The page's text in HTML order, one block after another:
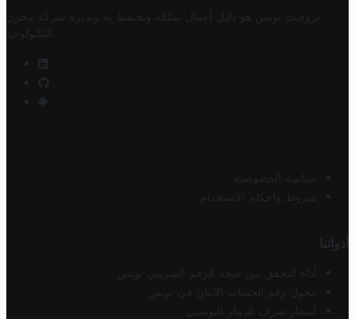
تروفيت تونس هو دليل أعمال تملكه وتحتفظ به وتديره
شركة مخزن
التكنولوجيا
سياسة الخصوصية
شروط وأحكام الاستخدام
أدواتنا
أداة التحقق من صحة الرقم الضريبي تونس
محول رقم الحساب الآيبان في تونس
أسعار صرف الدينار التونسي